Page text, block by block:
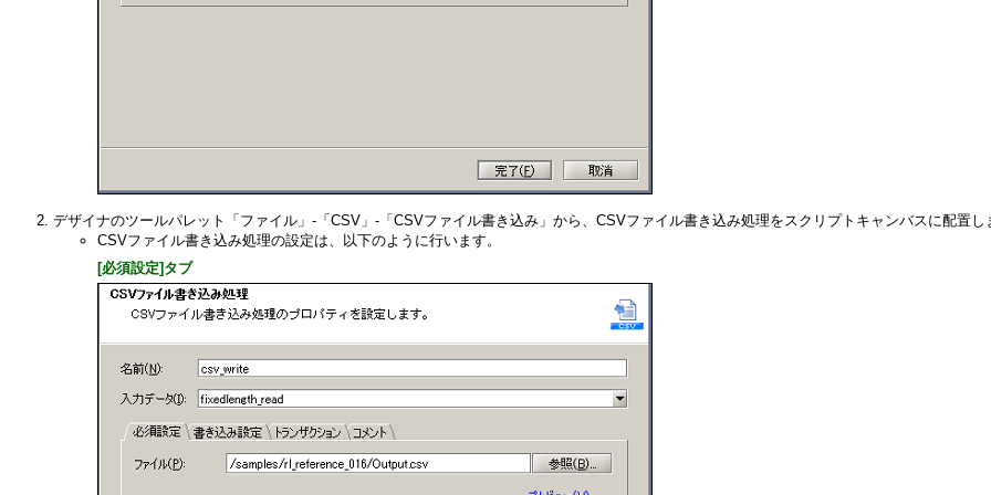
デザイナのツールパレット「ファイル」-「CSV」-「CSVファイル書き込み」から、CSVファイル書き込み処理をスクリプトキャンバスに配置し
CSVファイル書き込み処理の設定は、以下のように行います。
[必須設定]タブ